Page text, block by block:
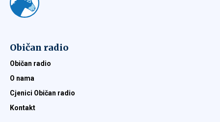
Običan radio
Običan radio
O nama
Cjenici Običan radio
Kontakt